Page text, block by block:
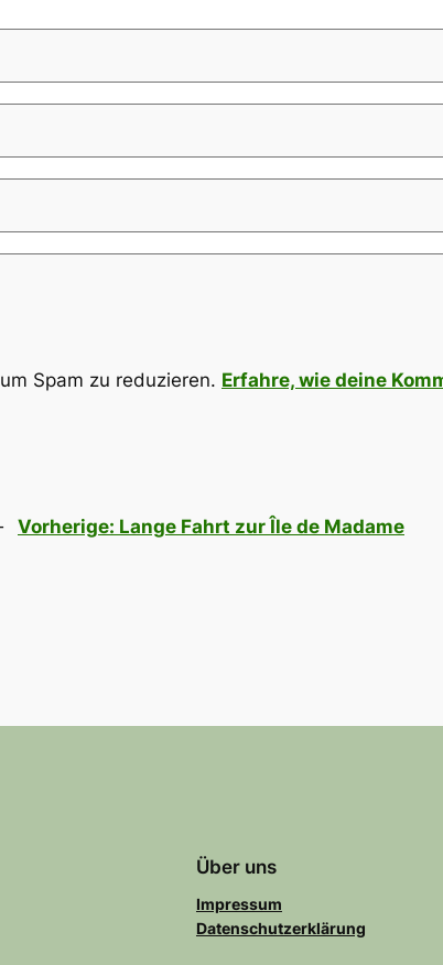
Spam zu reduzieren. Erfahre, wie deine
Vorherige: Lange Fahrt zur Île de Madame
Über uns
Impressum
Datenschutzerklärung